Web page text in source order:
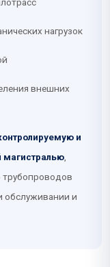
нагрузок
внешних
и
магистралью,
трубопроводов
обслуживании и